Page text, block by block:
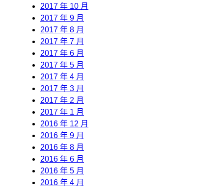
2017 年 10 月
2017 年 9 月
2017 年 8 月
2017 年 7 月
2017 年 6 月
2017 年 5 月
2017 年 4 月
2017 年 3 月
2017 年 2 月
2017 年 1 月
2016 年 12 月
2016 年 9 月
2016 年 8 月
2016 年 6 月
2016 年 5 月
2016 年 4 月